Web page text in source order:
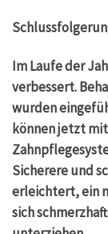
Im Laufe der
verbessert.
wurden
können jetzt
Sicherere und
erleichtert, ein
sich